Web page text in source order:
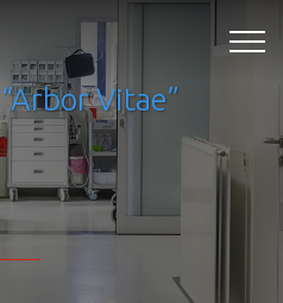
Vitae”